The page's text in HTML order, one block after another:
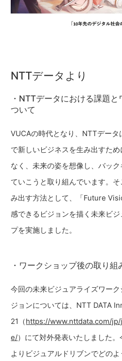
NTTデータより
・NTTデータにおける課題
ついて
VUCAの時代となり、NTTデータ
で新しいビジネスを生み出すた
なく、未来の姿を想像し、バッ
ていこうと取り組んでいます。
み出す方法として、「Future
感できるビジョンを描く未来ビ
プを実施しました。
・ワークショップ後の取り組
今回の未来ビジュアライズワー
ジョンについては、NTT DATA
21（https://www.nttdata.com/
e/）にて対外発表いたしました
よりビジュアルドリブンでどの